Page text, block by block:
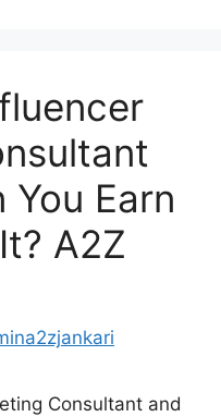
Earn
A2Z
Consultant and